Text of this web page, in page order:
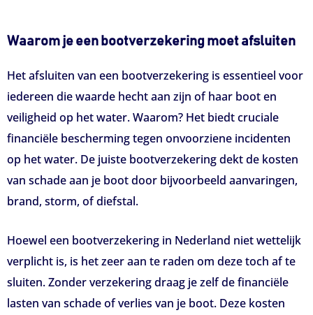
Waarom je een bootverzekering moet afsluiten
Het afsluiten van een bootverzekering is essentieel voor
iedereen die waarde hecht aan zijn of haar boot en
veiligheid op het water. Waarom? Het biedt cruciale
financiële bescherming tegen onvoorziene incidenten
op het water. De juiste bootverzekering dekt de kosten
van schade aan je boot door bijvoorbeeld aanvaringen,
brand, storm, of diefstal.
Hoewel een bootverzekering in Nederland niet wettelijk
verplicht is, is het zeer aan te raden om deze toch af te
sluiten. Zonder verzekering draag je zelf de financiële
lasten van schade of verlies van je boot. Deze kosten